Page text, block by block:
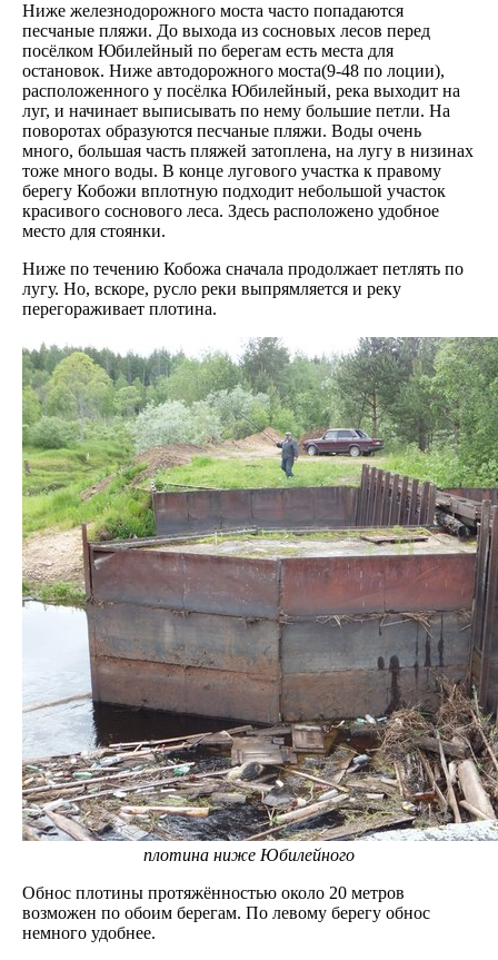
Ниже железнодорожного моста часто попадаются
песчаные пляжи. До выхода из сосновых лесов перед
посёлком Юбилейный по берегам есть места для
остановок. Ниже автодорожного моста(9-48 по лоции),
расположенного у посёлка Юбилейный, река выходит на
луг, и начинает выписывать по нему большие петли. На
поворотах образуются песчаные пляжи. Воды очень
много, большая часть пляжей затоплена, на лугу в низинах
тоже много воды. В конце лугового участка к правому
берегу Кобожи вплотную подходит небольшой участок
красивого соснового леса. Здесь расположено удобное
место для стоянки.
Ниже по течению Кобожа сначала продолжает петлять по
лугу. Но, вскоре, русло реки выпрямляется и реку
перегораживает плотина.
плотина ниже Юбилейного
Обнос плотины протяжённостью около 20 метров
возможен по обоим берегам. По левому берегу обнос
немного удобнее.